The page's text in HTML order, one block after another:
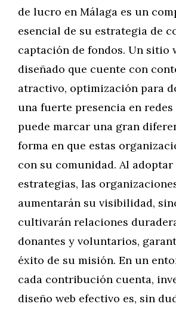
de lucro en Málaga es un
esencial de su estrategia de
captación de fondos. Un sitio
diseñado que cuente con
atractivo, optimización para
una fuerte presencia en redes
puede marcar una gran
forma en que estas
con su comunidad. Al adoptar
estrategias, las
aumentarán su visibilidad,
cultivarán relaciones
donantes y voluntarios,
éxito de su misión. En un
cada contribución cuenta,
diseño web efectivo es, sin